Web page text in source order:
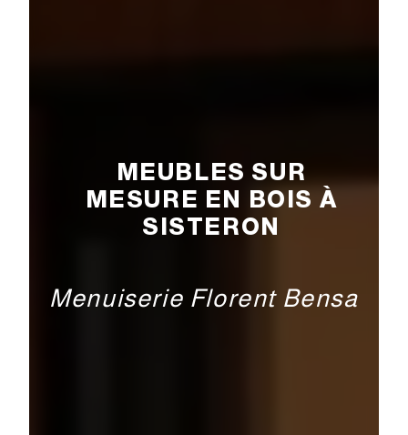
MEUBLES SUR
MESURE EN BOIS À
SISTERON
Menuiserie Florent Bensa